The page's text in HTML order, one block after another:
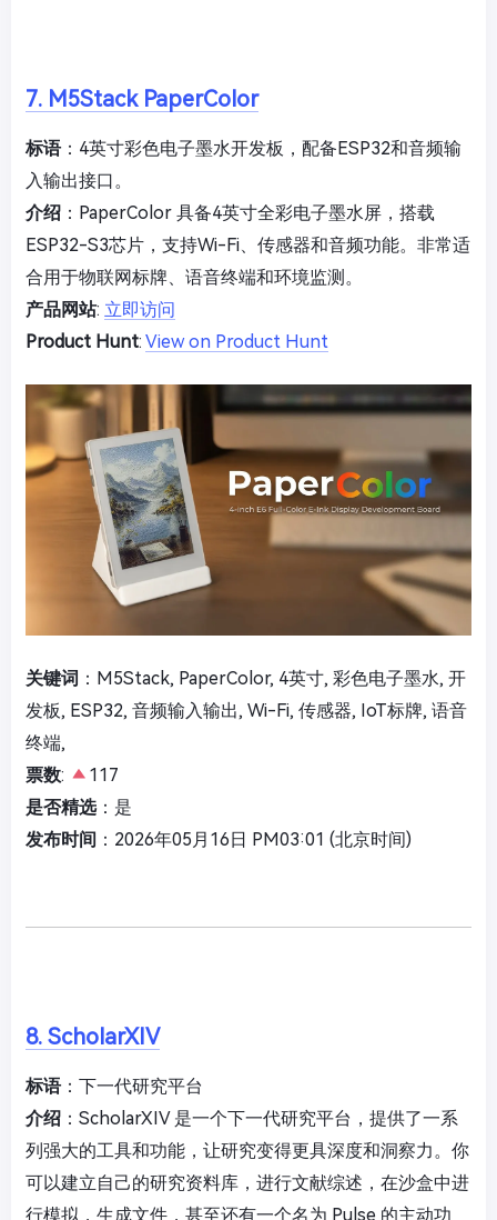
7. M5Stack PaperColor
标语：4英寸彩色电子墨水开发板，配备ESP32和音频输
入输出接口。
介绍 ：PaperColor 具备4英寸全彩电子墨水屏，搭载
ESP32-S3芯片，支持Wi-Fi、传感器和音频功能。非常适
合用于物联网标牌、语音终端和环境监测。
产品网站: 立即访问
Product Hunt: View on Product Hunt
关键词 ：M5Stack, PaperColor, 4英寸, 彩色电子墨水, 开
发板, ESP32, 音频输入输出, Wi-Fi, 传感器, IoT标牌, 语音
终端,
票数:
117
是否精选：是
发布时间 ：2026年05月16日 PM03:01 (北京时间)
8. ScholarXIV
标语：下一代研究平台
介绍 ：ScholarXIV 是一个下一代研究平台，提供了一系
列强大的工具和功能，让研究变得更具深度和洞察力。你
可以建立自己的研究资料库，进行文献综述，在沙盒中进
行模拟，生成文件，甚至还有一个名为 Pulse 的主动功